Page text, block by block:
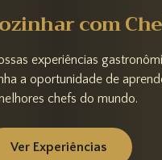
com
experiências
a oportunidade de
chefs do mundo.
Ver Experiências